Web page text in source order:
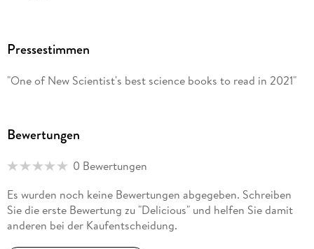
Pressestimmen
"One of New Scientist's best science books to read in 2021"
Bewertungen
0 Bewertungen
Es wurden noch keine Bewertungen abgegeben. Schreiben
Sie die erste Bewertung zu "Delicious" und helfen Sie damit
anderen bei der Kaufentscheidung.